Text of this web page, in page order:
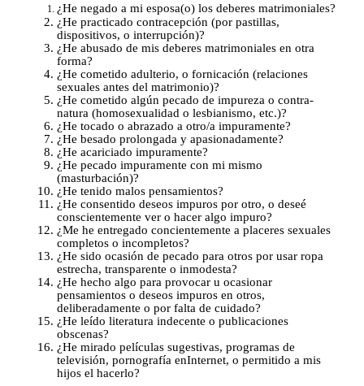
¿He negado a mi esposa(o) los deberes matrimoniales?
¿He practicado contracepción (por pastillas,
dispositivos, o interrupción)?
¿He abusado de mis deberes matrimoniales en otra
forma?
¿He cometido adulterio, o fornicación (relaciones
sexuales antes del matrimonio)?
¿He cometido algún pecado de impureza o contra-
natura (homosexualidad o lesbianismo, etc.)?
¿He tocado o abrazado a otro/a impuramente?
¿He besado prolongada y apasionadamente?
¿He acariciado impuramente?
¿He pecado impuramente con mi mismo
(masturbación)?
¿He tenido malos pensamientos?
¿He consentido deseos impuros por otro, o deseé
conscientemente ver o hacer algo impuro?
¿Me he entregado concientemente a placeres sexuales
completos o incompletos?
¿He sido ocasión de pecado para otros por usar ropa
estrecha, transparente o inmodesta?
¿He hecho algo para provocar u ocasionar
pensamientos o deseos impuros en otros,
deliberadamente o por falta de cuidado?
¿He leído literatura indecente o publicaciones
obscenas?
¿He mirado películas sugestivas, programas de
televisión, pornografía enInternet, o permitido a mis
hijos el hacerlo?